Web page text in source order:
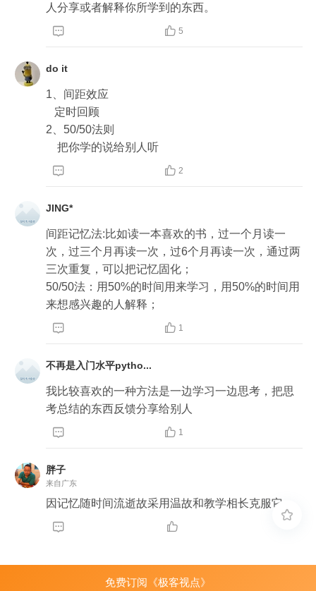
人分享或者解释你所学到的东西。
  5
do it
1、间距效应
   定时回顾
2、50/50法则
    把你学的说给别人听
  2
JING*
间距记忆法:比如读一本喜欢的书，过一个月读一
次，过三个月再读一次，过6个月再读一次，通过两
三次重复，可以把记忆固化；
50/50法：用50%的时间用来学习，用50%的时间用
来想感兴趣的人解释；
  1
不再是入门水平pytho...
我比较喜欢的一种方法是一边学习一边思考，把思
考总结的东西反馈分享给别人
  1
胖子
来自广东
因记忆随时间流逝故采用温故和教学相长克服它。
 
免费订阅《极客视点》
